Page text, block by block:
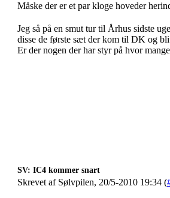
Måske der er et par kloge hoveder
Jeg så på en smut tur til Århus sidste
disse de første sæt der kom til DK og
Er der nogen der har styr på hvor
SV: IC4 kommer snart
Skrevet af Sølvpilen, 20/5-2010 19:34 (